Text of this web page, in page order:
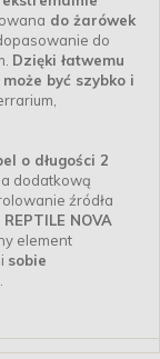
do żarówek
do
Dzięki łatwemu
być szybko i
o długości 2
dodatkową
źródła
NOVA
element
sobie